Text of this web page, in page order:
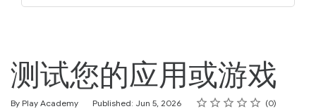
测试您的应用或游戏
By Play Academy Published: Jun 5, 2026 Rating
1 star
2 stars
3 stars
4 stars
5 stars
Average rating: 0 0
No reviews